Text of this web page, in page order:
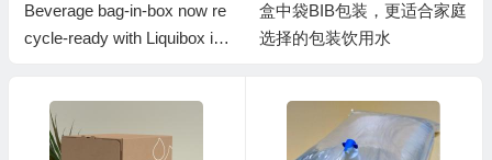
Beverage bag-in-box now re
cycle-ready with Liquibox inn
盒中袋BIB包装，更适合家庭
选择的包装饮用水